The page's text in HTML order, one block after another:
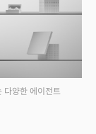
다양한 에이전트